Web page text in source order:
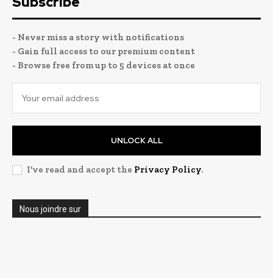
- Never miss a story with notifications
- Gain full access to our premium content
- Browse free from up to 5 devices at once
UNLOCK ALL
I've read and accept the Privacy Policy.
Nous joindre sur